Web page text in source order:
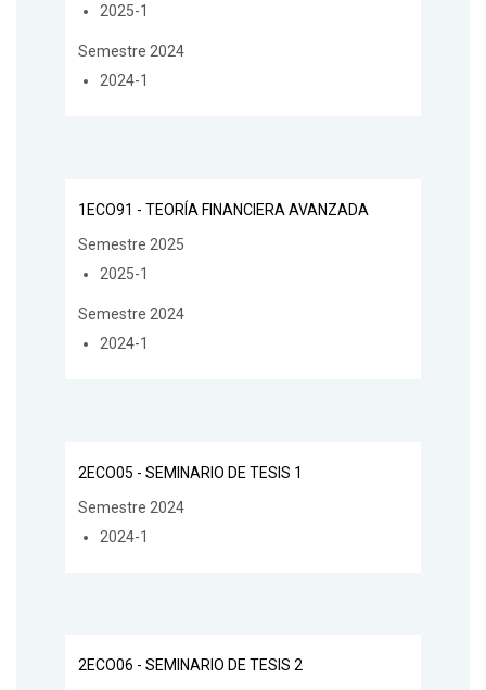
2025-1
Semestre 2024
2024-1
1ECO91 - TEORÍA FINANCIERA AVANZADA
Semestre 2025
2025-1
Semestre 2024
2024-1
2ECO05 - SEMINARIO DE TESIS 1
Semestre 2024
2024-1
2ECO06 - SEMINARIO DE TESIS 2